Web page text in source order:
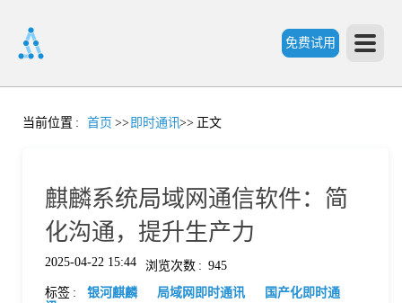
免费试用
首
当前位置 : 首页 >> 即时通讯>> 正文
麒麟系统局域网通信软件：简
化沟通，提升生产力
2025-04-22 15:44 浏览次数 : 945
标签 : 银河麒麟 局域网即时通讯
国产化即时通